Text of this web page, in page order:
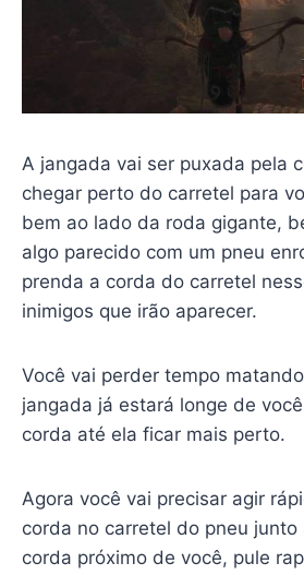
A jangada vai ser puxada pela
chegar perto do carretel para
bem ao lado da roda gigante,
algo parecido com um pneu
prenda a corda do carretel
inimigos que irão aparecer.
Você vai perder tempo
jangada já estará longe de
corda até ela ficar mais perto.
Agora você vai precisar agir
corda no carretel do pneu junto
corda próximo de você, pule